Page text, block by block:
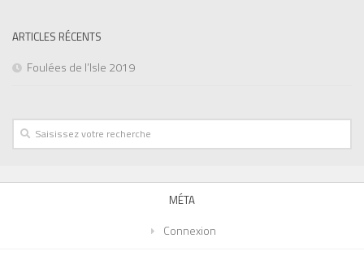
ARTICLES RÉCENTS
Foulées de l’Isle 2019
MÉTA
Connexion